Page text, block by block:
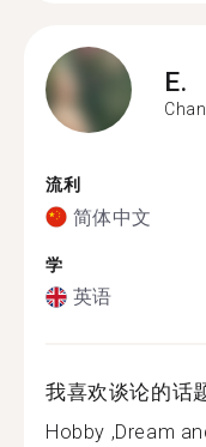
E.
流利
简体中文
学
英语
我喜欢谈论的话
Hobby ,Dream